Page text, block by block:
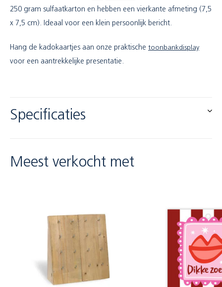
250 gram sulfaatkarton en hebben een vierkante afmeting (7,5
x 7,5 cm). Ideaal voor een klein persoonlijk bericht.
Hang de kadokaartjes aan onze praktische toonbankdisplay
voor een aantrekkelijke presentatie.
Specificaties
Meest verkocht met